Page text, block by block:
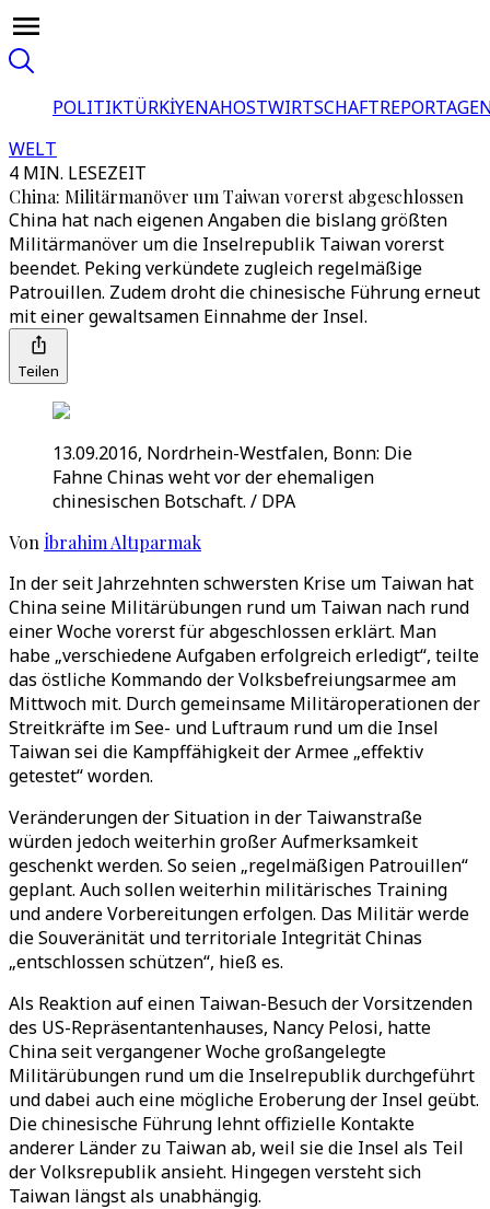
POLITIKTÜRKİYENAHOSTWIRTSCHAFT
WELT
4 MIN. LESEZEIT
China: Militärmanöver um Taiwan vorerst abgeschlossen
China hat nach eigenen Angaben die bislang größten
Militärmanöver um die Inselrepublik Taiwan vorerst
beendet. Peking verkündete zugleich regelmäßige
Patrouillen. Zudem droht die chinesische Führung erneut
mit einer gewaltsamen Einnahme der Insel.
Teilen
13.09.2016, Nordrhein-Westfalen, Bonn: Die
Fahne Chinas weht vor der ehemaligen
chinesischen Botschaft. / DPA
Von İbrahim Altıparmak
In der seit Jahrzehnten schwersten Krise um Taiwan hat
China seine Militärübungen rund um Taiwan nach rund
einer Woche vorerst für abgeschlossen erklärt. Man
habe „verschiedene Aufgaben erfolgreich erledigt“, teilte
das östliche Kommando der Volksbefreiungsarmee am
Mittwoch mit. Durch gemeinsame Militäroperationen der
Streitkräfte im See- und Luftraum rund um die Insel
Taiwan sei die Kampffähigkeit der Armee „effektiv
getestet“ worden.
Veränderungen der Situation in der Taiwanstraße
würden jedoch weiterhin großer Aufmerksamkeit
geschenkt werden. So seien „regelmäßigen Patrouillen“
geplant. Auch sollen weiterhin militärisches Training
und andere Vorbereitungen erfolgen. Das Militär werde
die Souveränität und territoriale Integrität Chinas
„entschlossen schützen“, hieß es.
Als Reaktion auf einen Taiwan-Besuch der Vorsitzenden
des US-Repräsentantenhauses, Nancy Pelosi, hatte
China seit vergangener Woche großangelegte
Militärübungen rund um die Inselrepublik durchgeführt
und dabei auch eine mögliche Eroberung der Insel geübt.
Die chinesische Führung lehnt offizielle Kontakte
anderer Länder zu Taiwan ab, weil sie die Insel als Teil
der Volksrepublik ansieht. Hingegen versteht sich
Taiwan längst als unabhängig.